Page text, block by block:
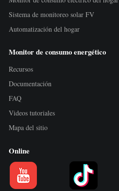
Sistema de monitoreo solar FV
Automatización del hogar
Monitor de consumo energético
Recursos
Documentación
FAQ
Videos tutoriales
Mapa del sitio
Online